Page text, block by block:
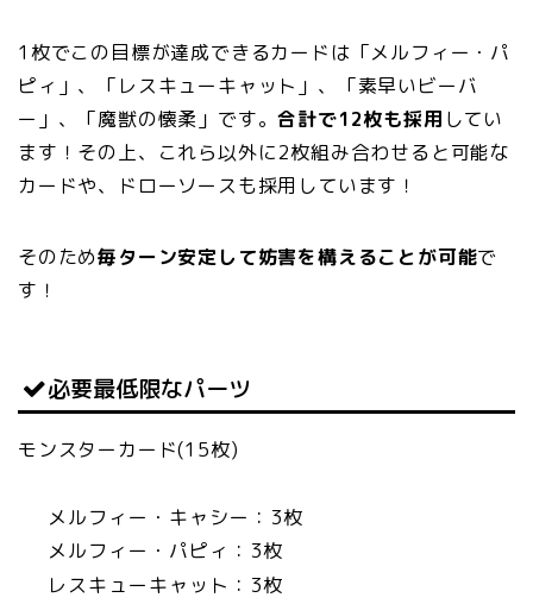
1枚でこの目標が達成できるカードは「メルフィー・パ
ピィ」、「レスキューキャット」、「素早いビーバ
ー」、「魔獣の懐柔」です。合計で12枚も採用 してい
ます！その上、これら以外に2枚組み合わせると可能な
カードや、ドローソースも採用しています！
そのため毎ターン安定して妨害を構えることが可能で
す！
必要最低限なパーツ
モンスターカード(15枚)
メルフィー・キャシー：3枚
メルフィー・パピィ：3枚
レスキューキャット：3枚